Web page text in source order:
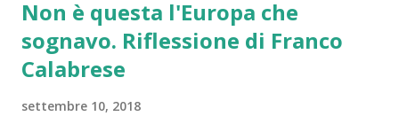
Non è questa l'Europa che
sognavo. Riflessione di Franco
Calabrese
settembre 10, 2018